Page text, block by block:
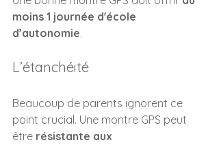
moins 1 journée d'école
d’autonomie.
L’étanchéité
Beaucoup de parents ignorent ce
point crucial. Une montre GPS peut
être résistante aux